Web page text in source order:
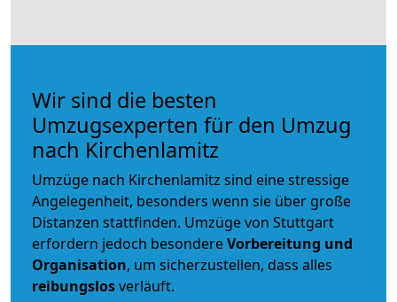
Wir sind die besten
Umzugsexperten für den Umzug
nach Kirchenlamitz
Umzüge nach Kirchenlamitz sind eine stressige
Angelegenheit, besonders wenn sie über große
Distanzen stattfinden. Umzüge von Stuttgart
erfordern jedoch besondereVorbereitung und
Organisation, um sicherzustellen, dass alles
reibungslosverläuft.